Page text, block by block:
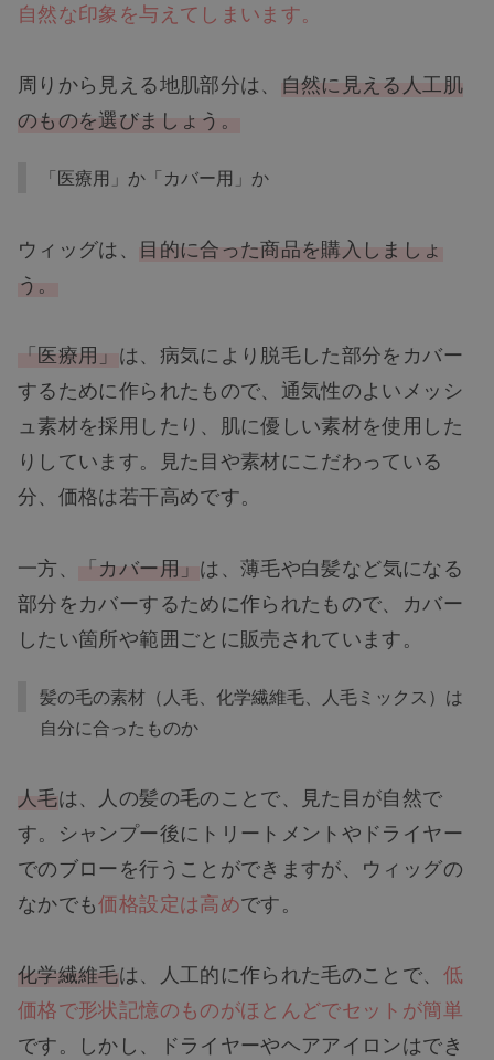
自然な印象を与えてしまいます。
周りから見える地肌部分は、 自然に見える人工肌
のものを選びましょう。
「医療用」か「カバー用」か
ウィッグは、 目的に合った商品を購入しましょ
う。
「医療用」 は、病気により脱毛した部分をカバー
するために作られたもので、通気性のよいメッシ
ュ素材を採用したり、肌に優しい素材を使用した
りしています。見た目や素材にこだわっている
分、価格は若干高めです。
一方、 「カバー用」 は、薄毛や白髪など気になる
部分をカバーするために作られたもので、カバー
したい箇所や範囲ごとに販売されています。
髪の毛の素材（人毛、化学繊維毛、人毛ミックス）は
自分に合ったものか
人毛は、人の髪の毛のことで、見た目が自然で
す。シャンプー後にトリートメントやドライヤー
でのブローを行うことができますが、ウィッグの
なかでも価格設定は高めです。
化学繊維毛は、人工的に作られた毛のことで、 低
価格で形状記憶のものがほとんどでセットが簡単
です。しかし、ドライヤーやヘアアイロンはでき